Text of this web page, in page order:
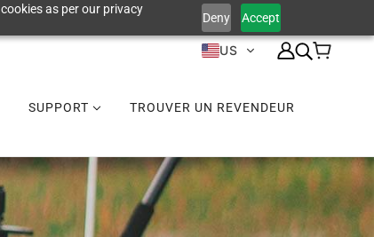
as per our privacy
Deny Accept
US
SUPPORT TROUVER UN REVENDEUR